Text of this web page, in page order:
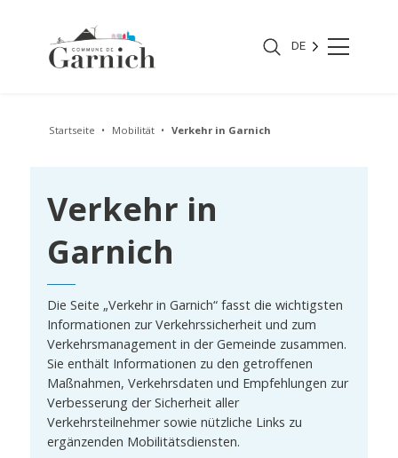
DE
Startseite Mobilität Verkehr in Garnich
Verkehr in
Garnich
Die Seite „Verkehr in Garnich“ fasst die wichtigsten
Informationen zur Verkehrssicherheit und zum
Verkehrsmanagement in der Gemeinde zusammen.
Sie enthält Informationen zu den getroffenen
Maßnahmen, Verkehrsdaten und Empfehlungen zur
Verbesserung der Sicherheit aller
Verkehrsteilnehmer sowie nützliche Links zu
ergänzenden Mobilitätsdiensten.